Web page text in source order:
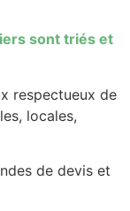
sont triés et
respectueux de
locales,
de devis et